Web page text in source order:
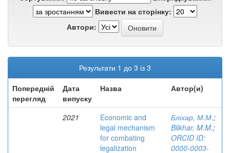
Вивести на сторінку:
Автори:
Результати 1 до 3 із 3
Попередній
перегляд
Дата
випуску
Назва Автор(и)
2021
Economic and
legal mechanism
for combating
legalization
Бліхар, М.М.;
Blikhar, M.M.;
ORCID ID:
0000-0003-